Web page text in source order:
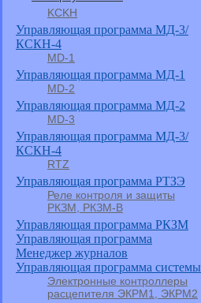
KCKH
Управляющая программа МД-3/
КСКН-4
MD-1
Управляющая программа МД-1
MD-2
Управляющая программа МД-2
MD-3
Управляющая программа МД-3/
КСКН-4
RTZ
Управляющая программа РТЗЭ
Реле контроля и защиты
РКЗМ, РКЗМ-В
Управляющая программа РКЗМ
Управляющая программа
Менеджер журналов
Управляющая программа системы
Электронные контроллеры
расцепителя ЭКРМ1, ЭКРМ2